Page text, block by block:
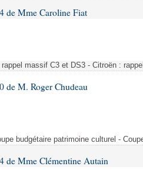
lois
lois
de Mme Caroline Fiat
massif C3 et DS3 - Citroën :
de M. Roger Chudeau
budgétaire patrimoine culturel -
de Mme Clémentine Autain